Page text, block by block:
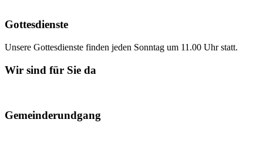
Gottesdienste
Unsere Gottesdienste finden jeden Sonntag um 11.00 Uhr statt.
Wir sind für Sie da
Gemeinderundgang